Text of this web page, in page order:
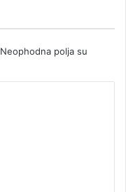
Neophodna polja su